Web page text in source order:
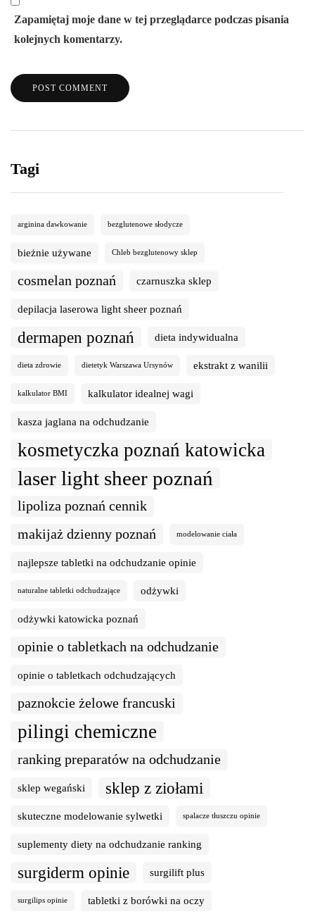
Zapamiętaj moje dane w tej przeglądarce podczas pisania
kolejnych komentarzy.
Tagi
arginina dawkowanie bezglutenowe słodycze
bieżnie używane Chleb bezglutenowy sklep
cosmelan poznań czarnuszka sklep
depilacja laserowa light sheer poznań
dermapen poznań dieta indywidualna
dieta zdrowie dietetyk Warszawa Ursynów ekstrakt z wanilii
kalkulator BMI kalkulator idealnej wagi
kasza jaglana na odchudzanie
kosmetyczka poznań katowicka
laser light sheer poznań
lipoliza poznań cennik
makijaż dzienny poznań
modelowanie ciała
najlepsze tabletki na odchudzanie opinie
naturalne tabletki odchudzające odżywki
odżywki katowicka poznań
opinie o tabletkach na odchudzanie
opinie o tabletkach odchudzających
paznokcie żelowe francuski
pilingi chemiczne
ranking preparatów na odchudzanie
sklep wegański sklep z ziołami
skuteczne modelowanie sylwetki spalacze tłuszczu opinie
suplementy diety na odchudzanie ranking
surgiderm opinie surgilift plus
surgilips opinie tabletki z borówki na oczy